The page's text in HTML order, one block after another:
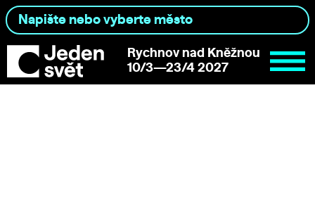
Rychnov nad Kněžnou
10/3—23/4 2027